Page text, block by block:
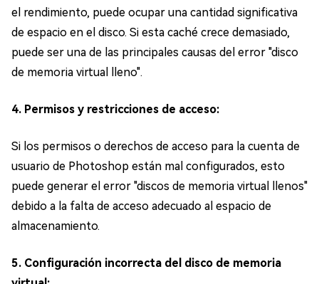
el rendimiento, puede ocupar una cantidad significativa
de espacio en el disco. Si esta caché crece demasiado,
puede ser una de las principales causas del error "disco
de memoria virtual lleno".
4. Permisos y restricciones de acceso:
Si los permisos o derechos de acceso para la cuenta de
usuario de Photoshop están mal configurados, esto
puede generar el error "discos de memoria virtual llenos"
debido a la falta de acceso adecuado al espacio de
almacenamiento.
5. Configuración incorrecta del disco de memoria